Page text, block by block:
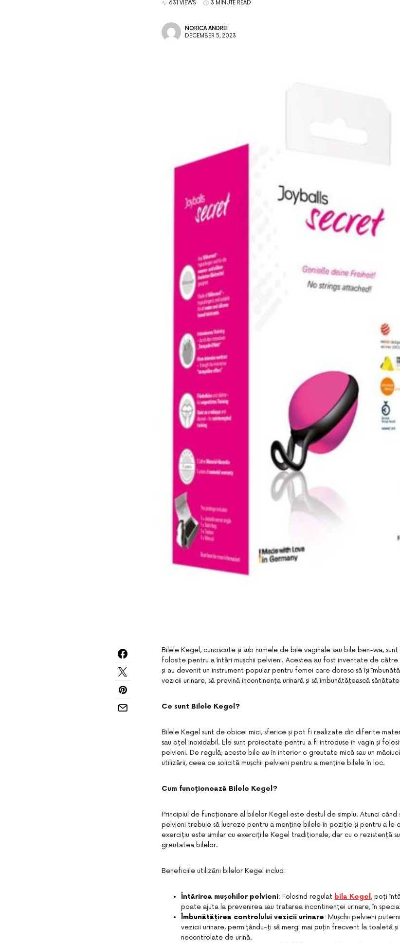
631 VIEWS 3 MINUTE READ
NORICA ANDREI
DECEMBER 5, 2023
Bilele Kegel, cunoscute și sub numele de bile vaginale sau bile ben-wa,
folosite pentru a întări mușchii pelvieni. Acestea au fost inventate de către
și au devenit un instrument popular pentru femei care doresc să își
vezicii urinare, să prevină incontinența urinară și să îmbunătățească
Ce sunt Bilele Kegel?
Bilele Kegel sunt de obicei mici, sferice și pot fi realizate din diferite
sau oțel inoxidabil. Ele sunt proiectate pentru a fi introduse în vagin și
pelvieni. De regulă, aceste bile au în interior o greutate mică sau un
utilizării, ceea ce solicită mușchii pelvieni pentru a menține bilele în loc.
Cum funcționează Bilele Kegel?
Principiul de funcționare al bilelor Kegel este destul de simplu. Atunci când
pelvieni trebuie să lucreze pentru a menține bilele în poziție și pentru a le
exercițiu este similar cu exercițiile Kegel tradiționale, dar cu o rezistență
greutatea bilelor.
Beneficiile utilizării bilelor Kegel includ:
Întărirea mușchilor pelvieni: Folosind regulat bila Kegel , poți
poate ajuta la prevenirea sau tratarea incontinenței urinare, în
Îmbunătățirea controlului vezicii urinare: Mușchii pelvieni
vezicii urinare, permițându-ți să mergi mai puțin frecvent la toaletă și
necontrolate de urină.